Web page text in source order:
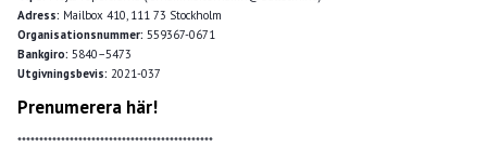
Adress: Mailbox 410, 111 73 Stockholm
Organisationsnummer: 559367-0671
Bankgiro: 5840–5473
Utgivningsbevis: 2021-037
Prenumerera här!
*********************************************